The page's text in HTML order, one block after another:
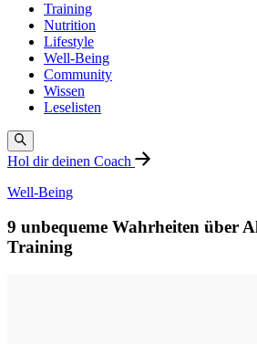
Training
Nutrition
Lifestyle
Well-Being
Community
Wissen
Leselisten
Hol dir deinen Coach
Well-Being
9 unbequeme Wahrheiten über
Training